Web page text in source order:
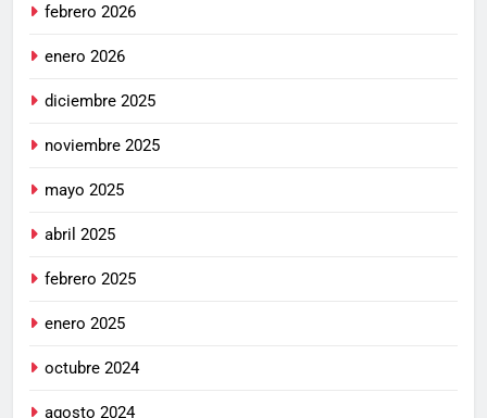
febrero 2026
enero 2026
diciembre 2025
noviembre 2025
mayo 2025
abril 2025
febrero 2025
enero 2025
octubre 2024
agosto 2024